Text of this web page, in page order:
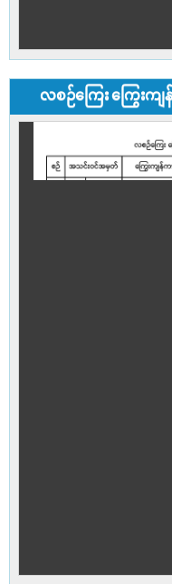
လစဉ်ကြေး ကြွေးကျန်